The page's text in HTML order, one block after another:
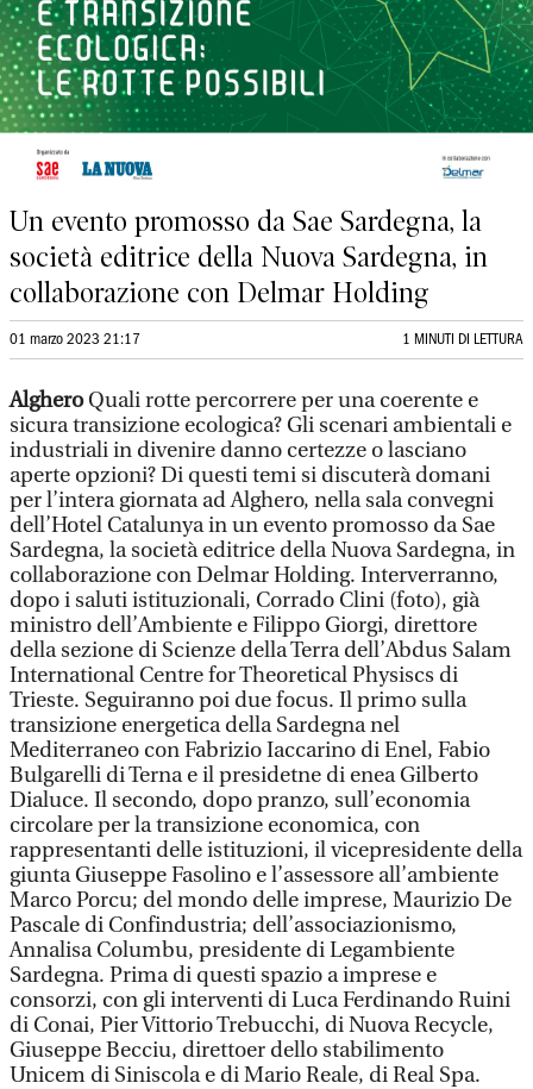
Un evento promosso da Sae Sardegna, la
società editrice della Nuova Sardegna, in
collaborazione con Delmar Holding
01 marzo 2023 21:17 1 MINUTI DI LETTURA
AlgheroQuali rotte percorrere per una coerente e
sicura transizione ecologica? Gli scenari ambientali e
industriali in divenire danno certezze o lasciano
aperte opzioni? Di questi temi si discuterà domani
per l’intera giornata ad Alghero, nella sala convegni
dell’Hotel Catalunya in un evento promosso da Sae
Sardegna, la società editrice della Nuova Sardegna, in
collaborazione con Delmar Holding. Interverranno,
dopo i saluti istituzionali, Corrado Clini (foto), già
ministro dell’Ambiente e Filippo Giorgi, direttore
della sezione di Scienze della Terra dell’Abdus Salam
International Centre for Theoretical Physiscs di
Trieste. Seguiranno poi due focus. Il primo sulla
transizione energetica della Sardegna nel
Mediterraneo con Fabrizio Iaccarino di Enel, Fabio
Bulgarelli di Terna e il presidetne di enea Gilberto
Dialuce. Il secondo, dopo pranzo, sull’economia
circolare per la transizione economica, con
rappresentanti delle istituzioni, il vicepresidente della
giunta Giuseppe Fasolino e l’assessore all’ambiente
Marco Porcu; del mondo delle imprese, Maurizio De
Pascale di Confindustria; dell’associazionismo,
Annalisa Columbu, presidente di Legambiente
Sardegna. Prima di questi spazio a imprese e
consorzi, con gli interventi di Luca Ferdinando Ruini
di Conai, Pier Vittorio Trebucchi, di Nuova Recycle,
Giuseppe Becciu, direttoer dello stabilimento
Unicem di Siniscola e di Mario Reale, di Real Spa.